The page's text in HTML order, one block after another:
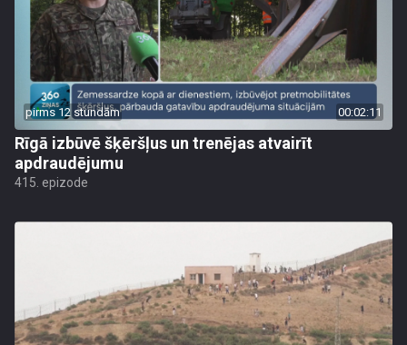
pirms 12 stundām 00:02:11
Rīgā izbūvē šķēršļus un trenējas atvairīt
apdraudējumu
415. epizode